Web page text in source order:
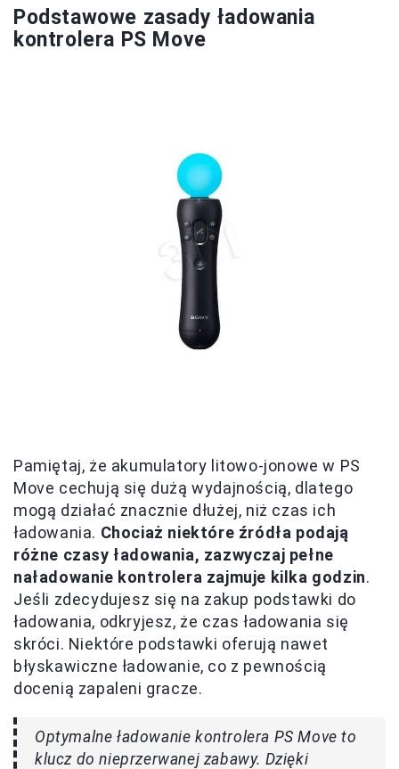
Podstawowe zasady ładowania
kontrolera PS Move
Pamiętaj, że akumulatory litowo-jonowe w PS
Move cechują się dużą wydajnością, dlatego
mogą działać znacznie dłużej, niż czas ich
ładowania. Chociaż niektóre źródła podają
różne czasy ładowania, zazwyczaj pełne
naładowanie kontrolera zajmuje kilka godzin.
Jeśli zdecydujesz się na zakup podstawki do
ładowania, odkryjesz, że czas ładowania się
skróci. Niektóre podstawki oferują nawet
błyskawiczne ładowanie, co z pewnością
docenią zapaleni gracze.
Optymalne ładowanie kontrolera PS Move to
klucz do nieprzerwanej zabawy. Dzięki